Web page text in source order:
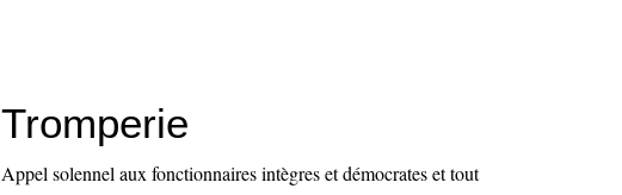
Tromperie
Appel solennel aux fonctionnaires intègres et démocrates et tout